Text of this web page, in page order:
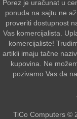
Porez je uračunat u
ponuda na sajtu ne
proveriti dostupnost
Vas komercijalista.
komercijaliste!
artikli imaju tačne
kupovina. Ne
pozivamo Vas da
TiCo Computers ©